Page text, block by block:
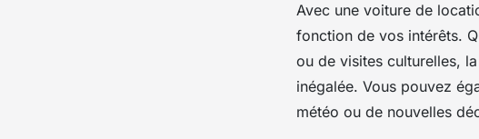
Avec une voiture de
fonction de vos intérêts.
ou de visites culturelles, la
inégalée. Vous pouvez
météo ou de nouvelles